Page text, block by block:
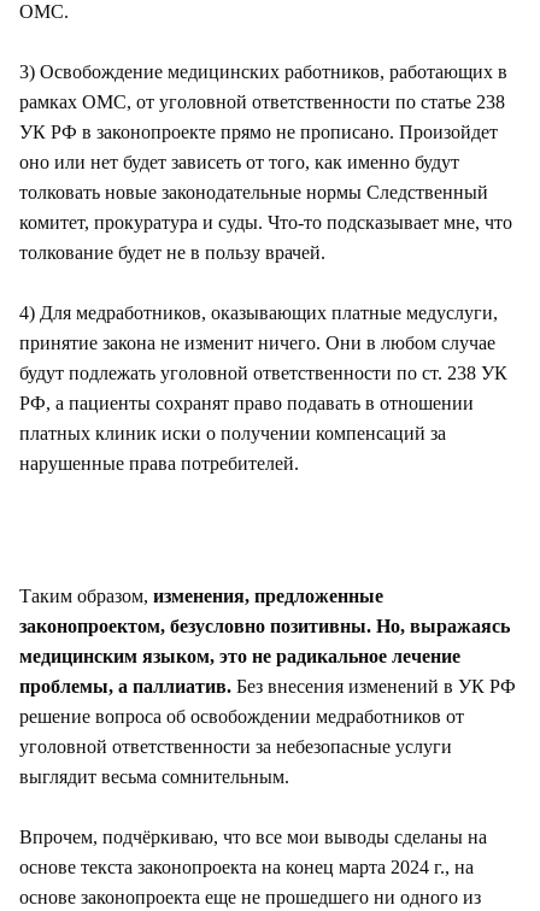
ОМС.
3) Освобождение медицинских работников, работающих в
рамках ОМС, от уголовной ответственности по статье 238
УК РФ в законопроекте прямо не прописано. Произойдет
оно или нет будет зависеть от того, как именно будут
толковать новые законодательные нормы Следственный
комитет, прокуратура и суды. Что-то подсказывает мне, что
толкование будет не в пользу врачей.
4) Для медработников, оказывающих платные медуслуги,
принятие закона не изменит ничего. Они в любом случае
будут подлежать уголовной ответственности по ст. 238 УК
РФ, а пациенты сохранят право подавать в отношении
платных клиник иски о получении компенсаций за
нарушенные права потребителей.
Таким образом, изменения, предложенные
законопроектом, безусловно позитивны. Но, выражаясь
медицинским языком, это не радикальное лечение
проблемы, а паллиатив. Без внесения изменений в УК РФ
решение вопроса об освобождении медработников от
уголовной ответственности за небезопасные услуги
выглядит весьма сомнительным.
Впрочем, подчёркиваю, что все мои выводы сделаны на
основе текста законопроекта на конец марта 2024 г., на
основе законопроекта еще не прошедшего ни одного из